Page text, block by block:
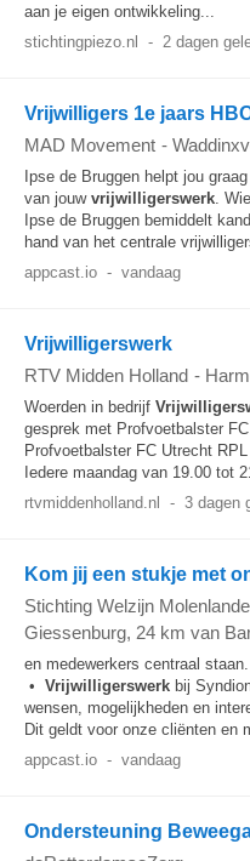
aan je eigen ontwikkeling...
stichtingpiezo.nl
- 2 dagen
Vrijwilligers 1e jaars
MAD Movement -
Ipse de Bruggen helpt jou
van jouw vrijwilligerswerk.
Ipse de Bruggen bemiddelt
hand van het centrale
appcast.io - vandaag
Vrijwilligerswerk
RTV Midden Holland -
Woerden in bedrijf
gesprek met Profvoetbalster
Profvoetbalster FC Utrecht
Iedere maandag van 19.00 tot
rtvmiddenholland.nl
- 3 dagen
Kom jij een stukje met
Stichting Welzijn
Giessenburg, 24 km van
en medewerkers centraal
• Vrijwilligerswerk bij
wensen, mogelijkheden en
Dit geldt voor onze cliënten en
appcast.io - vandaag
Ondersteuning